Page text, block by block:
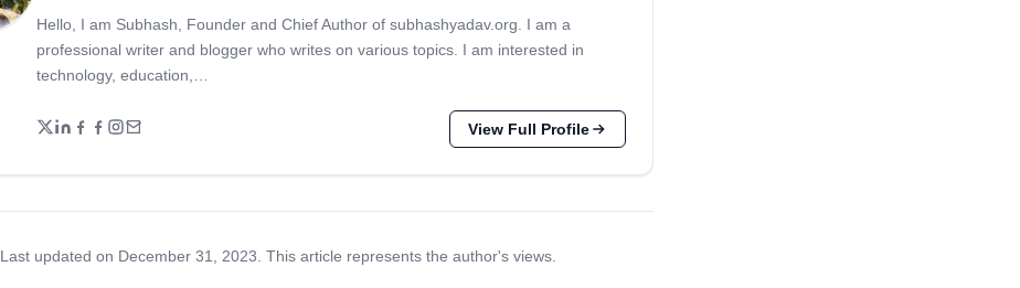
Hello, I am Subhash, Founder and Chief Author of subhashyadav.org. I am a
professional writer and blogger who writes on various topics. I am interested in
technology, education,…
View Full Profile
Last updated on December 31, 2023. This article represents the author's views.